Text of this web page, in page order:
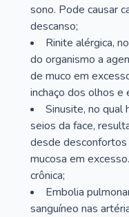
sono. Pode causar
descanso;
Rinite alérgica,
do organismo a
de muco em
inchaço dos olhos e
Sinusite, no qual
seios da face,
desde
mucosa em
crônica;
Embolia
sanguíneo nas